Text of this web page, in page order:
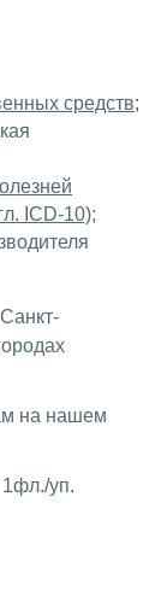
средств;
ICD-10);
на нашем
1фл./уп.